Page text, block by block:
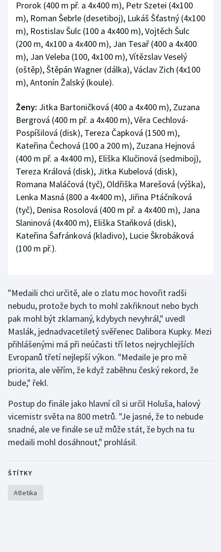
Prorok (400 m př. a 4x400 m), Petr Szetei (4x100
m), Roman Šebrle (desetiboj), Lukáš Šťastný (4x100
m), Rostislav Šulc (100 a 4x400 m), Vojtěch Šulc
(200 m, 4x100 a 4x400 m), Jan Tesař (400 a 4x400
m), Jan Veleba (100, 4x100 m), Vítězslav Veselý
(oštěp), Štěpán Wagner (dálka), Václav Zich (4x100
m), Antonín Žalský (koule).
Ženy: Jitka Bartoničková (400 a 4x400 m), Zuzana
Bergrová (400 m př. a 4x400 m), Věra Cechlová-
Pospíšilová (disk), Tereza Čapková (1500 m),
Kateřina Čechová (100 a 200 m), Zuzana Hejnová
(400 m př. a 4x400 m), Eliška Klučinová (sedmiboj),
Tereza Králová (disk), Jitka Kubelová (disk),
Romana Maláčová (tyč), Oldřiška Marešová (výška),
Lenka Masná (800 a 4x400 m), Jiřina Ptáčníková
(tyč), Denisa Rosolová (400 m př. a 4x400 m), Jana
Slaninová (4x400 m), Eliška Staňková (disk),
Kateřina Šafránková (kladivo), Lucie Škrobáková
(100 m př.).
"Medaili chci určitě, ale o zlatu moc hovořit radši
nebudu, protože bych to mohl zakřiknout nebo bych
pak mohl být zklamaný, kdybych nevyhrál," uvedl
Maslák, jednadvacetiletý svěřenec Dalibora Kupky. Mezi
přihlášenými má při neúčasti tří letos nejrychlejších
Evropanů třetí nejlepší výkon. "Medaile je pro mě
priorita, ale věřím, že když zaběhnu český rekord, že
bude," řekl.
Postup do finále jako hlavní cíl si určil Holuša, halový
vicemistr světa na 800 metrů. "Je jasné, že to nebude
snadné, ale ve finále se už může stát, že bych na tu
medaili mohl dosáhnout," prohlásil.
ŠTÍTKY
Atletika